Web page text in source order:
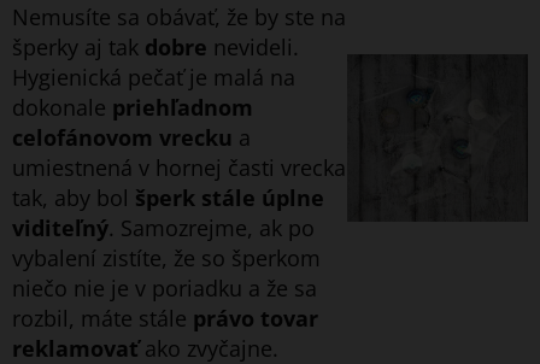
Nemusíte sa obávať, že by ste na
šperky aj tak dobre nevideli.
Hygienická pečať je malá na
dokonale priehľadnom
celofánovom vrecku a
umiestnená v hornej časti vrecka
tak, aby bol šperk stále úplne
viditeľný. Samozrejme, ak po
vybalení zistíte, že so šperkom
niečo nie je v poriadku a že sa
rozbil, máte stále právo tovar
reklamovaťako zvyčajne.